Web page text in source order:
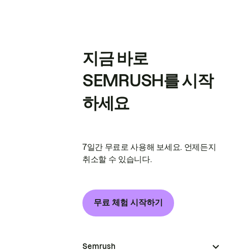
지금 바로
SEMRUSH를 시작
하세요
7일간 무료로 사용해 보세요. 언제든지
취소할 수 있습니다.
무료 체험 시작하기
Semrush